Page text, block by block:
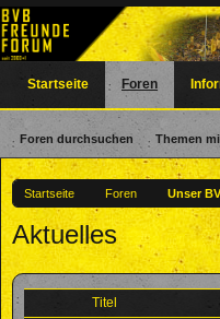
Startseite Foren Unser
Aktuelles
Titel
Startseite Foren
Foren durchsuchen Themen